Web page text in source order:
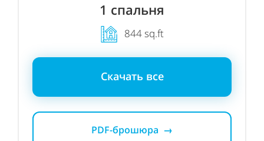
1 спальня
844 sq.ft
Скачать все
PDF-брошюра →